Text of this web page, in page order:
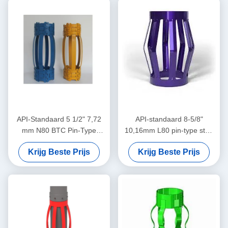
Operaties
API-Standaard 5 1/2" 7,72
mm N80 BTC Pin-Type
Centralizer voor het
Beperken van de
Verplaatsing van Casing
Centralizers in Olie & Gas
Operaties
Krijg Beste Prijs
API-standaard 8-5/8"
10,16mm L80 pin-type stop
kraag ontworpen voor het
beperken van de behuizing
centralizator verplaatsing in
olie & gas operaties
Krijg Beste Prijs